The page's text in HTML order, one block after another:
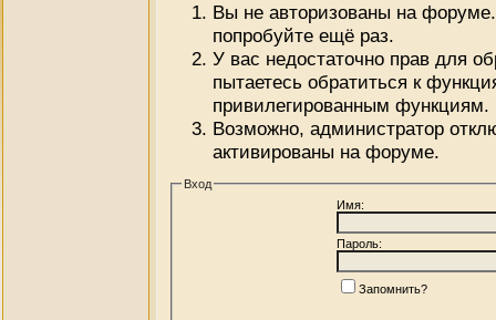
Вы не авторизованы на
попробуйте ещё раз.
У вас недостаточно прав для
пытаетесь обратиться к
привилегированным функциям.
Возможно, администратор
активированы на форуме.
Вход
Имя:
Пароль:
Запомнить?